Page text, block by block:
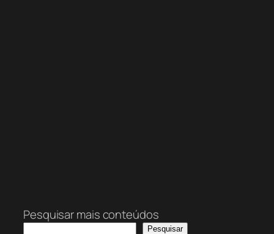
Pesquisar mais conteúdos
Pesquisar